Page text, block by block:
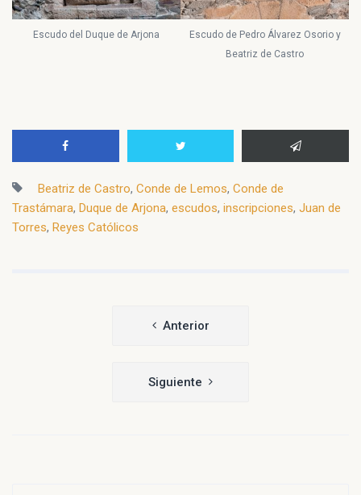
Escudo del Duque de Arjona
Escudo de Pedro Álvarez Osorio y
Beatriz de Castro
Beatriz de Castro, Conde de Lemos, Conde de
Trastámara, Duque de Arjona, escudos, inscripciones, Juan de
Torres, Reyes Católicos
Anterior
Siguiente